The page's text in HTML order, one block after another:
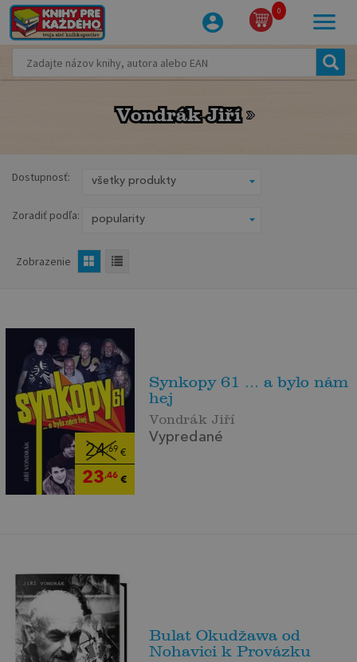
0
Vondrák Jiří
Vondrák Jiří
Dostupnosť:
Zoradiť podľa:
Zobrazenie
24,69 €
23,46€
Synkopy 61 … a bylo nám
hej
Vondrák Jiří
Vypredané
Bulat Okudžawa od
Nohavici k Provázku